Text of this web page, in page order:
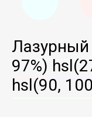
Лазурный
97%)
hsl(90,